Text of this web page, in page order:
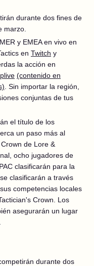
durante dos fines de
marzo.
y EMEA en vivo en
en Twitch y
la acción en
(contenido en
. Sin importar la región,
conjuntas de tus
el título de los
un paso más al
de Lore &
ocho jugadores de
clasificarán para la
clasificarán a través
competencias locales
Crown. Los
asegurarán un lugar
durante dos